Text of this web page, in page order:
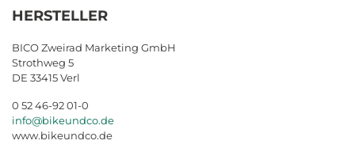
HERSTELLER
BICO Zweirad Marketing GmbH
Strothweg 5
DE 33415 Verl
0 52 46-92 01-0
info@bikeundco.de
www.bikeundco.de